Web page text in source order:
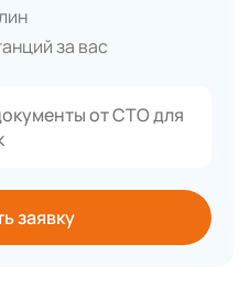
за вас
от СТО для
заявку